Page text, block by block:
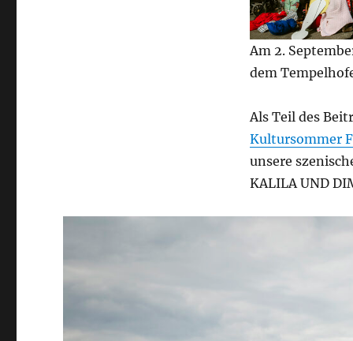
Am 2.
dem
Als Teil des
Kultursommer
unsere
KALILA UND